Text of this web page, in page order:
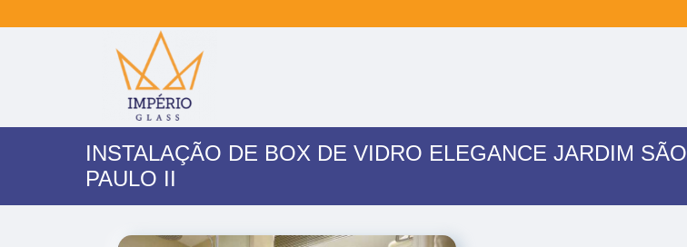
INSTALAÇÃO DE BOX DE VIDRO ELEGANCE JARDIM SÃO
PAULO II